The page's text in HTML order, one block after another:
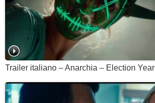
Trailer italiano – Anarchia – Election Year